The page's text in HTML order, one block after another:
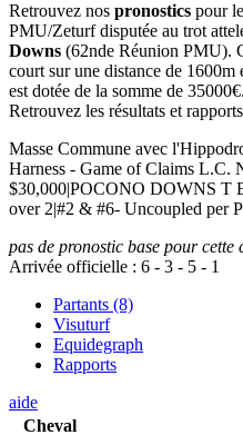
Retrouvez nos pronostics pour
PMU/Zeturf disputée au trot
Downs (62nde Réunion PMU).
court sur une distance de 1600m
est dotée de la somme de
Retrouvez les résultats et
Masse Commune avec
Harness - Game of Claims L.C.
$30,000|POCONO DOWNS T
over 2|#2 & #6- Uncoupled per
pas de pronostic base pour cette
Arrivée officielle : 6 - 3 - 5 - 1
Partants (8)
Visuturf
Equidegraph
Rapports
aide
Cheval